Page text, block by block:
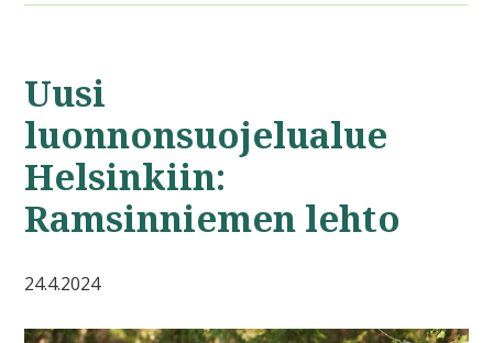
Uusi
luonnonsuojelualue
Helsinkiin:
Ramsinniemen lehto
24.4.2024